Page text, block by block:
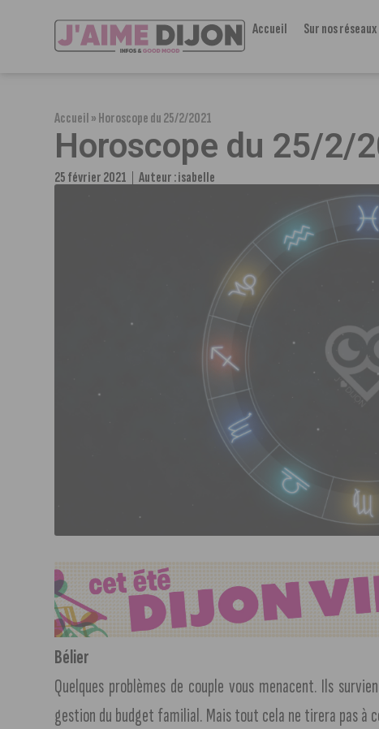
Accueil Sur nos réseaux
Accueil»Horoscope du 25/2/2021
Horoscope du 25/2/
25 février 2021 Auteur :isabelle
Bélier
Quelques problèmes de couple vous menacent. Ils
gestion du budget familial. Mais tout cela ne tirera pas à